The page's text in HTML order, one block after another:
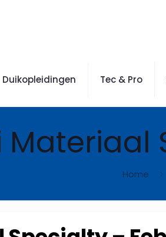
Duikopleidingen Tec & Pro
Materiaal
Home